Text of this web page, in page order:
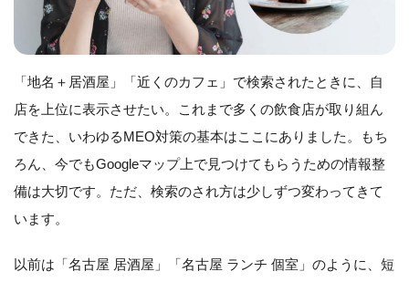
「地名＋居酒屋」「近くのカフェ」で検索されたときに、自
店を上位に表示させたい。これまで多くの飲食店が取り組ん
できた、いわゆるMEO対策の基本はここにありました。もち
ろん、今でもGoogleマップ上で見つけてもらうための情報整
備は大切です。ただ、検索のされ方は少しずつ変わってきて
います。
以前は「名古屋 居酒屋」「名古屋 ランチ 個室」のように、短